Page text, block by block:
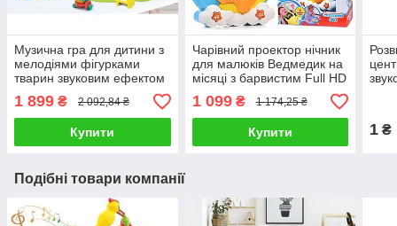
Музична гра для дитини з
мелодіями фігурками
тварин звуковим ефектом
і підсвічуванням
1 899 ₴ 2 092,84 ₴
Купити
Чарівний проектор нічник
для малюків Ведмедик на
місяці з барвистим Full HD
зображенням
колисковими та м'якими
звуками природи
1 099₴ 1 174,25 ₴
Купити 1 ₴
Подібні товари компанії